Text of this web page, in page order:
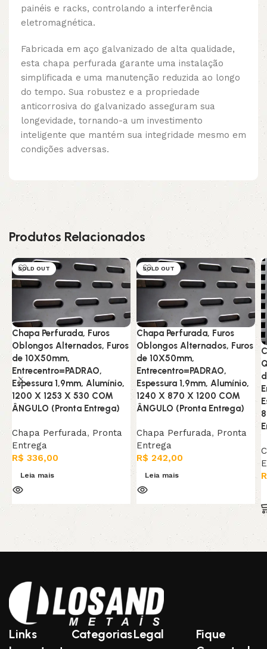
painéis e racks, controlando a interferência
eletromagnética.
Fabricada em aço galvanizado de alta qualidade,
esta chapa perfurada garante uma instalação
simplificada e uma manutenção reduzida ao longo
do tempo. Sua robustez e a propriedade
anticorrosiva do galvanizado asseguram sua
longevidade, tornando-a um investimento
inteligente que mantém sua integridade mesmo em
condições adversas.
Produtos Relacionados
SOLD OUT
Chapa Perfurada, Furos
Oblongos Alternados, Furos
de 10X50mm,
Entrecentro=PADRAO,
Espessura 1,9mm, Alumínio,
1200 X 1253 X 530 COM
ÂNGULO (Pronta Entrega)
Chapa Perfurada, Pronta
Entrega
R$ 336,00
Leia mais
SOLD OUT
Chapa Perfurada, Furos
Oblongos Alternados, Furos
de 10X50mm,
Entrecentro=PADRAO,
Espessura 1,9mm, Alumínio,
1240 X 870 X 1200 COM
ÂNGULO (Pronta Entrega)
Chapa Perfurada, Pronta
Entrega
R$ 242,00
Leia mais
Links
CategoriasLegal
Fique